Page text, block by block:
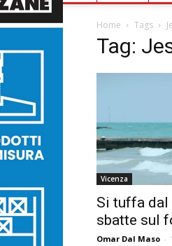
Home Tags
Tag:
Vicenza
Si tuffa dal
sbatte sul
Omar Dal Maso -